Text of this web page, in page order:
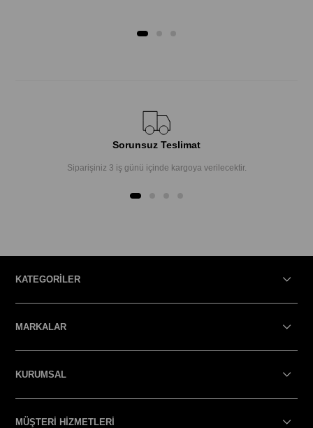
Sorunsuz Teslimat
Siparişiniz 3 iş günü içinde kargoya verilecektir.
KATEGORİLER
MARKALAR
KURUMSAL
MÜŞTERİ HİZMETLERİ